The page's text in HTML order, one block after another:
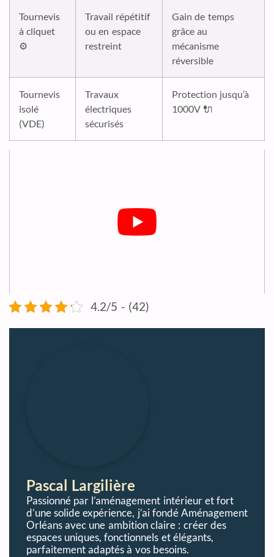
Tournevis
à cliquet
⚙️
Travail répétitif
ou en espace
restreint
Gain de temps
grâce au
mécanisme
réversible
Tournevis
isolé
(VDE)
Travaux
électriques
sécurisés
Protection jusqu’à
1000V 🔌
4.2/5 - (42)
Pascal Largilière
Passionné par l’aménagement intérieur et fort
d’une solide expérience, j’ai fondé Aménagement
Orléans avec une ambition claire : créer des
espaces uniques, fonctionnels et élégants,
parfaitement adaptés à vos besoins.